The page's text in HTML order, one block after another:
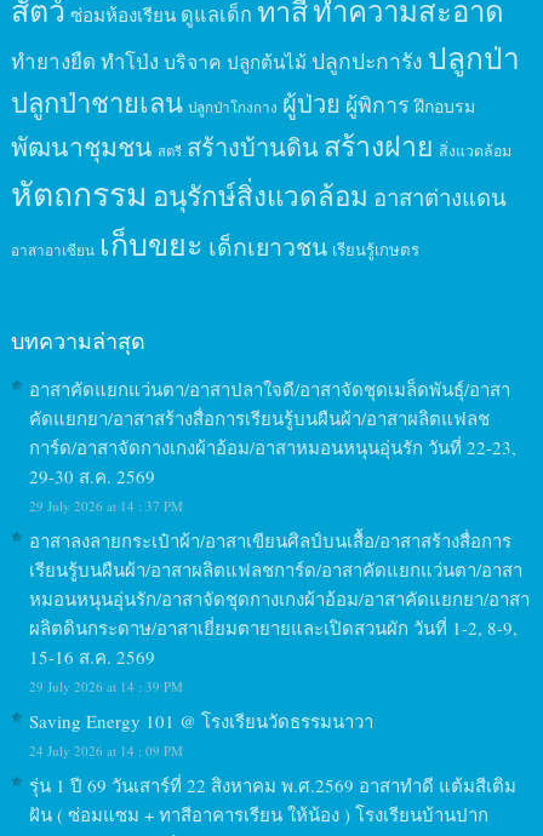
สัตว์ ซ่อมห้องเรียน ดูแลเด็ก ทาสีทำความสะอาด
ทำยางยืด ทำโป่ง บริจาค ปลูกต้นไม้ ปลูกปะการัง ปลูกป่า
ปลูกป่าชายเลน ปลูกป่าโกงกาง ผู้ป่วย ผู้พิการ ฝึกอบรม
พัฒนาชุมชน สตรี สร้างบ้านดินสร้างฝาย สิ่งแวดล้อม
หัตถกรรม อนุรักษ์สิ่งแวดล้อม อาสาต่างแดน
อาสาอาเซียน เก็บขยะ เด็กเยาวชน เรียนรู้เกษตร
บทความล่าสุด
อาสาคัดแยกแว่นตา/อาสาปลาใจดี/อาสาจัดชุดเมล็ดพันธุ์/อาสา
คัดแยกยา/อาสาสร้างสื่อการเรียนรู้บนผืนผ้า/อาสาผลิตแฟลช
การ์ด/อาสาจัดกางเกงผ้าอ้อม/อาสาหมอนหนุนอุ่นรัก วันที่ 22-23,
29-30 ส.ค. 2569
29 July 2026 at 14 : 37 PM
อาสาลงลายกระเป๋าผ้า/อาสาเขียนศิลป์บนเสื้อ/อาสาสร้างสื่อการ
เรียนรู้บนผืนผ้า/อาสาผลิตแฟลชการ์ด/อาสาคัดแยกแว่นตา/อาสา
หมอนหนุนอุ่นรัก/อาสาจัดชุดกางเกงผ้าอ้อม/อาสาคัดแยกยา/อาสา
ผลิตดินกระดาษ/อาสาเยี่ยมตายายและเปิดสวนผัก วันที่ 1-2, 8-9,
15-16 ส.ค. 2569
29 July 2026 at 14 : 39 PM
Saving Energy 101 @ โรงเรียนวัดธรรมนาวา
24 July 2026 at 14 : 09 PM
รุ่น 1 ปี 69 วันเสาร์ที่ 22 สิงหาคม พ.ศ.2569 อาสาทำดี แต้มสีเติม
ฝัน ( ซ่อมแซม + ทาสีอาคารเรียน ให้น้อง ) โรงเรียนบ้านปาก